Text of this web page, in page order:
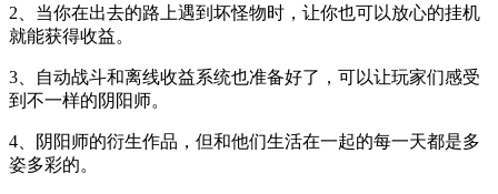
2、当你在出去的路上遇到坏怪物时，让你也可以放心的挂机
就能获得收益。
3、自动战斗和离线收益系统也准备好了，可以让玩家们感受
到不一样的阴阳师。
4、阴阳师的衍生作品，但和他们生活在一起的每一天都是多
姿多彩的。